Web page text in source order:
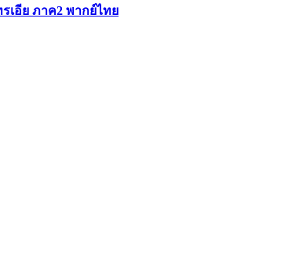
เอีย ภาค2 พากย์ไทย